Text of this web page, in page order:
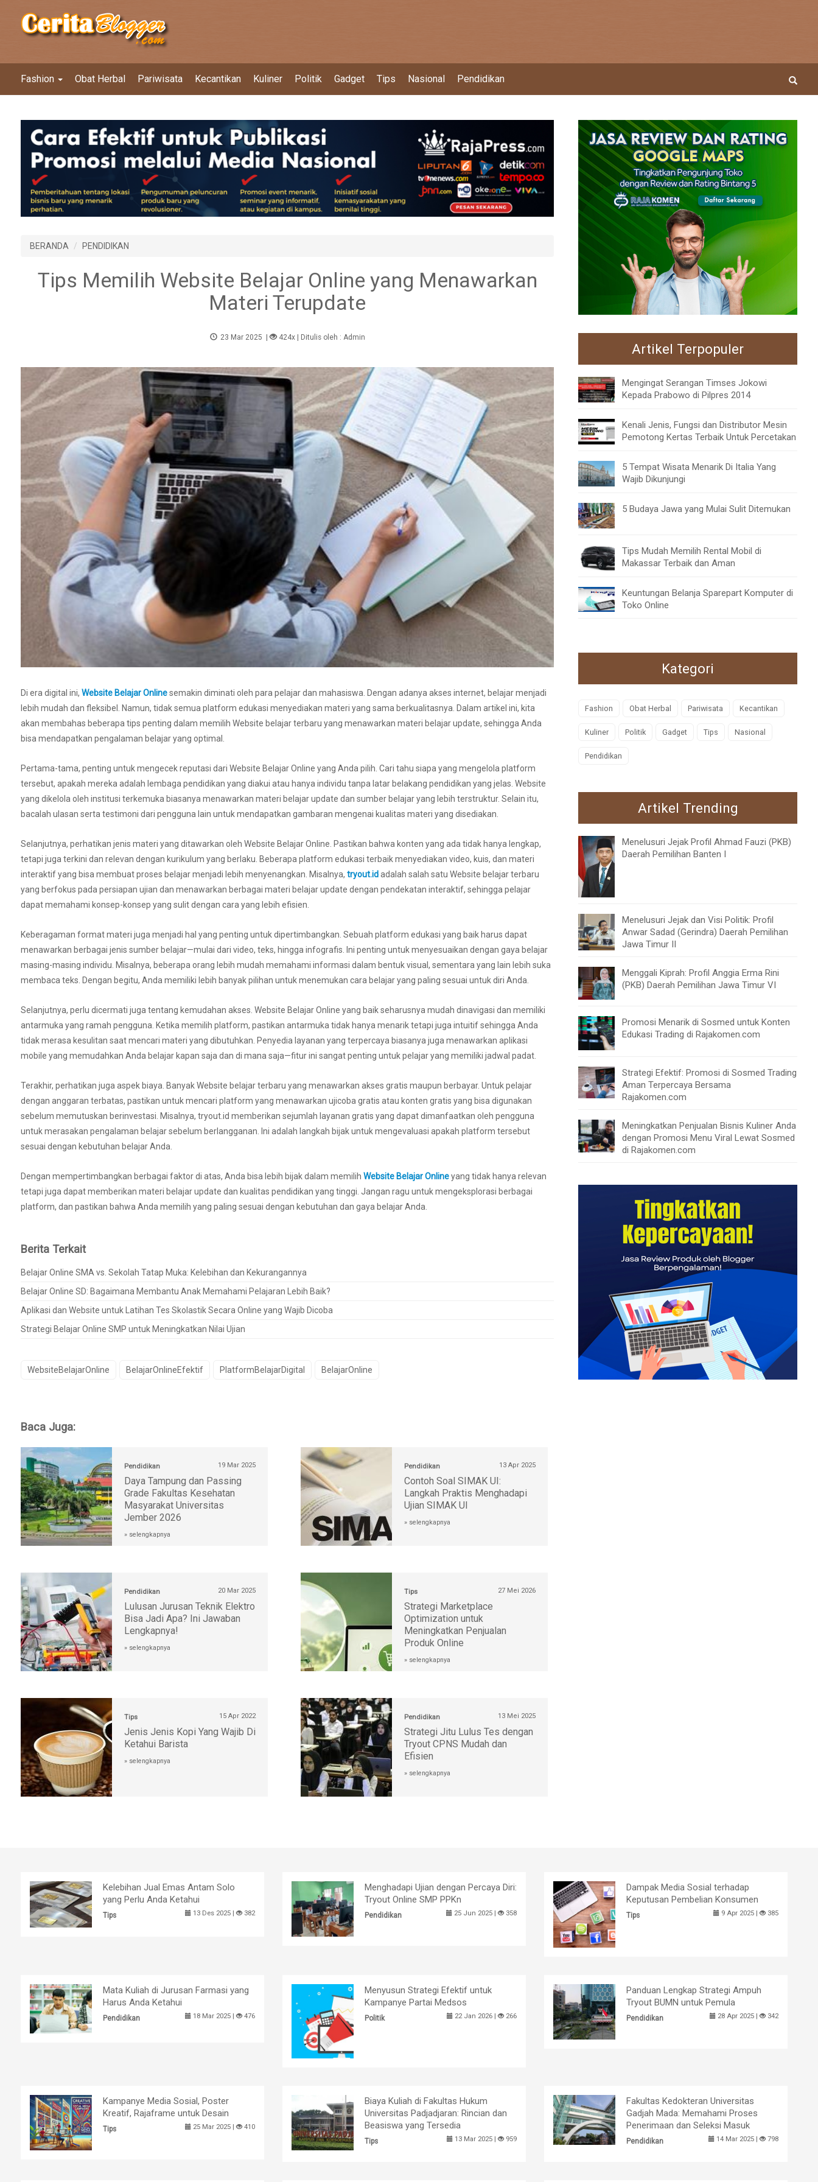
Fashion Obat Herbal Pariwisata Kecantikan Kuliner Politik Gadget Tips Nasional Pendidikan
BERANDA PENDIDIKAN
Tips Memilih Website Belajar Online yang Menawarkan
Materi Terupdate
23 Mar 2025 | 424x| Ditulis oleh : Admin
Di era digital ini, Website Belajar Onlinesemakin diminati oleh para pelajar dan mahasiswa. Dengan adanya akses internet, belajar menjadi
lebih mudah dan fleksibel. Namun, tidak semua platform edukasi menyediakan materi yang sama berkualitasnya. Dalam artikel ini, kita
akan membahas beberapa tips penting dalam memilih Website belajar terbaru yang menawarkan materi belajar update, sehingga Anda
bisa mendapatkan pengalaman belajar yang optimal.
Pertama-tama, penting untuk mengecek reputasi dari Website Belajar Online yang Anda pilih. Cari tahu siapa yang mengelola platform
tersebut, apakah mereka adalah lembaga pendidikan yang diakui atau hanya individu tanpa latar belakang pendidikan yang jelas. Website
yang dikelola oleh institusi terkemuka biasanya menawarkan materi belajar update dan sumber belajar yang lebih terstruktur. Selain itu,
bacalah ulasan serta testimoni dari pengguna lain untuk mendapatkan gambaran mengenai kualitas materi yang disediakan.
Selanjutnya, perhatikan jenis materi yang ditawarkan oleh Website Belajar Online. Pastikan bahwa konten yang ada tidak hanya lengkap,
tetapi juga terkini dan relevan dengan kurikulum yang berlaku. Beberapa platform edukasi terbaik menyediakan video, kuis, dan materi
interaktif yang bisa membuat proses belajar menjadi lebih menyenangkan. Misalnya, tryout.idadalah salah satu Website belajar terbaru
yang berfokus pada persiapan ujian dan menawarkan berbagai materi belajar update dengan pendekatan interaktif, sehingga pelajar
dapat memahami konsep-konsep yang sulit dengan cara yang lebih efisien.
Keberagaman format materi juga menjadi hal yang penting untuk dipertimbangkan. Sebuah platform edukasi yang baik harus dapat
menawarkan berbagai jenis sumber belajar—mulai dari video, teks, hingga infografis. Ini penting untuk menyesuaikan dengan gaya belajar
masing-masing individu. Misalnya, beberapa orang lebih mudah memahami informasi dalam bentuk visual, sementara yang lain lebih suka
membaca teks. Dengan begitu, Anda memiliki lebih banyak pilihan untuk menemukan cara belajar yang paling sesuai untuk diri Anda.
Selanjutnya, perlu dicermati juga tentang kemudahan akses. Website Belajar Online yang baik seharusnya mudah dinavigasi dan memiliki
antarmuka yang ramah pengguna. Ketika memilih platform, pastikan antarmuka tidak hanya menarik tetapi juga intuitif sehingga Anda
tidak merasa kesulitan saat mencari materi yang dibutuhkan. Penyedia layanan yang terpercaya biasanya juga menawarkan aplikasi
mobile yang memudahkan Anda belajar kapan saja dan di mana saja—fitur ini sangat penting untuk pelajar yang memiliki jadwal padat.
Terakhir, perhatikan juga aspek biaya. Banyak Website belajar terbaru yang menawarkan akses gratis maupun berbayar. Untuk pelajar
dengan anggaran terbatas, pastikan untuk mencari platform yang menawarkan ujicoba gratis atau konten gratis yang bisa digunakan
sebelum memutuskan berinvestasi. Misalnya, tryout.id memberikan sejumlah layanan gratis yang dapat dimanfaatkan oleh pengguna
untuk merasakan pengalaman belajar sebelum berlangganan. Ini adalah langkah bijak untuk mengevaluasi apakah platform tersebut
sesuai dengan kebutuhan belajar Anda.
Dengan mempertimbangkan berbagai faktor di atas, Anda bisa lebih bijak dalam memilih Website Belajar Onlineyang tidak hanya relevan
tetapi juga dapat memberikan materi belajar update dan kualitas pendidikan yang tinggi. Jangan ragu untuk mengeksplorasi berbagai
platform, dan pastikan bahwa Anda memilih yang paling sesuai dengan kebutuhan dan gaya belajar Anda.
Berita Terkait
Belajar Online SMA vs. Sekolah Tatap Muka: Kelebihan dan Kekurangannya
Belajar Online SD: Bagaimana Membantu Anak Memahami Pelajaran Lebih Baik?
Aplikasi dan Website untuk Latihan Tes Skolastik Secara Online yang Wajib Dicoba
Strategi Belajar Online SMP untuk Meningkatkan Nilai Ujian
WebsiteBelajarOnline BelajarOnlineEfektif PlatformBelajarDigital BelajarOnline
Baca Juga:
Pendidikan 19 Mar 2025
Daya Tampung dan Passing
Grade Fakultas Kesehatan
Masyarakat Universitas
Jember 2026
» selengkapnya
Pendidikan 13 Apr 2025
Contoh Soal SIMAK UI:
Langkah Praktis Menghadapi
Ujian SIMAK UI
» selengkapnya
Pendidikan 20 Mar 2025
Lulusan Jurusan Teknik Elektro
Bisa Jadi Apa? Ini Jawaban
Lengkapnya!
» selengkapnya
Tips 27 Mei 2026
Strategi Marketplace
Optimization untuk
Meningkatkan Penjualan
Produk Online
» selengkapnya
Tips 15 Apr 2022
Jenis Jenis Kopi Yang Wajib Di
Ketahui Barista
» selengkapnya
Pendidikan 13 Mei 2025
Strategi Jitu Lulus Tes dengan
Tryout CPNS Mudah dan
Efisien
» selengkapnya
Artikel Terpopuler
Mengingat Serangan Timses Jokowi
Kepada Prabowo di Pilpres 2014
Kenali Jenis, Fungsi dan Distributor Mesin
Pemotong Kertas Terbaik Untuk Percetakan
5 Tempat Wisata Menarik Di Italia Yang
Wajib Dikunjungi
5 Budaya Jawa yang Mulai Sulit Ditemukan
Tips Mudah Memilih Rental Mobil di
Makassar Terbaik dan Aman
Keuntungan Belanja Sparepart Komputer di
Toko Online
Kategori
Fashion Obat Herbal Pariwisata Kecantikan
Kuliner Politik Gadget Tips Nasional
Pendidikan
Artikel Trending
Menelusuri Jejak Profil Ahmad Fauzi (PKB)
Daerah Pemilihan Banten I
Menelusuri Jejak dan Visi Politik: Profil
Anwar Sadad (Gerindra) Daerah Pemilihan
Jawa Timur II
Menggali Kiprah: Profil Anggia Erma Rini
(PKB) Daerah Pemilihan Jawa Timur VI
Promosi Menarik di Sosmed untuk Konten
Edukasi Trading di Rajakomen.com
Strategi Efektif: Promosi di Sosmed Trading
Aman Terpercaya Bersama
Rajakomen.com
Meningkatkan Penjualan Bisnis Kuliner Anda
dengan Promosi Menu Viral Lewat Sosmed
di Rajakomen.com
Kelebihan Jual Emas Antam Solo
yang Perlu Anda Ketahui
Tips 13 Des 2025 | 382
Menghadapi Ujian dengan Percaya Diri:
Tryout Online SMP PPKn
Pendidikan 25 Jun 2025 | 358
Dampak Media Sosial terhadap
Keputusan Pembelian Konsumen
Tips 9 Apr 2025 | 385
Mata Kuliah di Jurusan Farmasi yang
Harus Anda Ketahui
Pendidikan 18 Mar 2025 | 476
Menyusun Strategi Efektif untuk
Kampanye Partai Medsos
Politik 22 Jan 2026 | 266
Panduan Lengkap Strategi Ampuh
Tryout BUMN untuk Pemula
Pendidikan 28 Apr 2025 | 342
Kampanye Media Sosial, Poster
Kreatif, Rajaframe untuk Desain
Tips 25 Mar 2025 | 410
Biaya Kuliah di Fakultas Hukum
Universitas Padjadjaran: Rincian dan
Beasiswa yang Tersedia
Tips 13 Mar 2025 | 959
Fakultas Kedokteran Universitas
Gadjah Mada: Memahami Proses
Penerimaan dan Seleksi Masuk
Pendidikan 14 Mar 2025 | 798